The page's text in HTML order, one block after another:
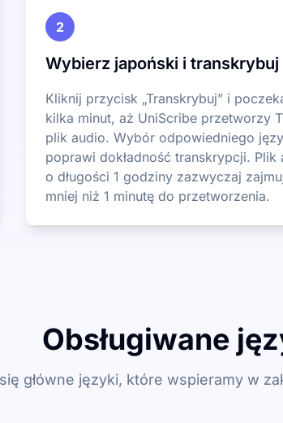
2
Wybierz japoński i transkrybuj
Kliknij przycisk „Transkrybuj” i
kilka minut, aż UniScribe przetworzy
plik audio. Wybór odpowiedniego
poprawi dokładność transkrypcji. Plik
o długości 1 godziny zazwyczaj
mniej niż 1 minutę do przetworzenia.
Obsługiwane
główne języki, które wspieramy w